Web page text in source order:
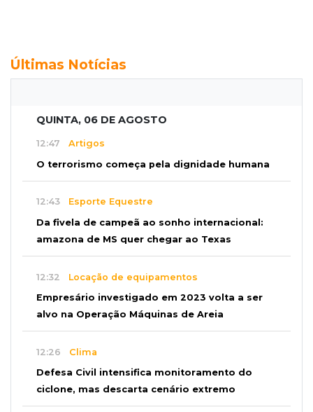
Últimas Notícias
QUINTA, 06 DE AGOSTO
12:47 Artigos
O terrorismo começa pela dignidade humana
12:43 Esporte Equestre
Da fivela de campeã ao sonho internacional:
amazona de MS quer chegar ao Texas
12:32 Locação de equipamentos
Empresário investigado em 2023 volta a ser
alvo na Operação Máquinas de Areia
12:26 Clima
Defesa Civil intensifica monitoramento do
ciclone, mas descarta cenário extremo